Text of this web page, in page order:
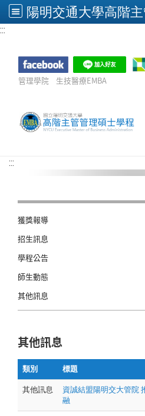
:::
管理學院
生技醫療EMBA
:::
獲獎報導
招生訊息
學程公告
師生動態
其他訊息
其他訊息
類別 標題
其他訊息
資誠結盟陽明交大管院
融